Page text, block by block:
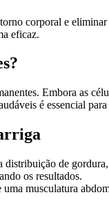
corporal e
eficaz.
Embora as
é essencial para
distribuição de
os resultados.
musculatura